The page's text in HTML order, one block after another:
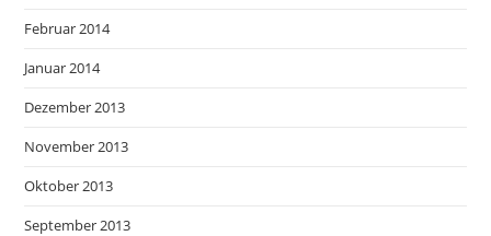
Februar 2014
Januar 2014
Dezember 2013
November 2013
Oktober 2013
September 2013